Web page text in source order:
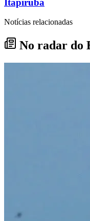
Notícias relacionadas
No radar do